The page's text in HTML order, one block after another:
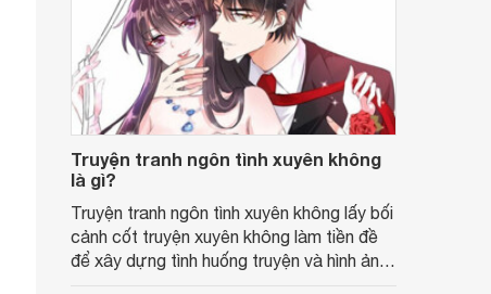
Truyện tranh ngôn tình xuyên không
là gì?
Truyện tranh ngôn tình xuyên không lấy bối
cảnh cốt truyện xuyên không làm tiền đề
để xây dựng tình huống truyện và hình ảnh